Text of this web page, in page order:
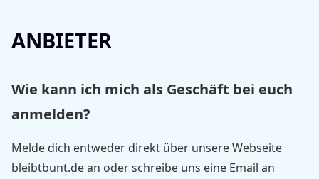
ANBIETER
Wie kann ich mich als Geschäft bei euch
anmelden?
Melde dich entweder direkt über unsere Webseite
bleibtbunt.de an oder schreibe uns eine Email an